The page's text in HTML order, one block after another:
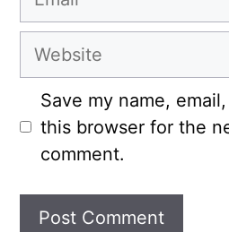
Website
Save my name,
this browser for the
comment.